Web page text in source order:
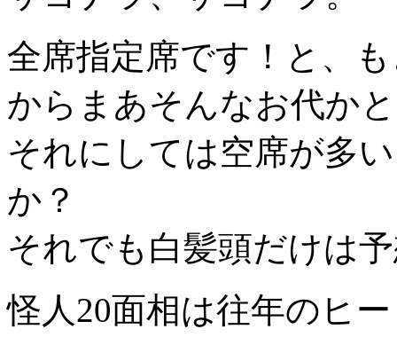
全席指定席です！と、
からまあそんなお代か
それにしては空席が多
か？
それでも白髪頭だけは
怪人20面相は往年のヒ